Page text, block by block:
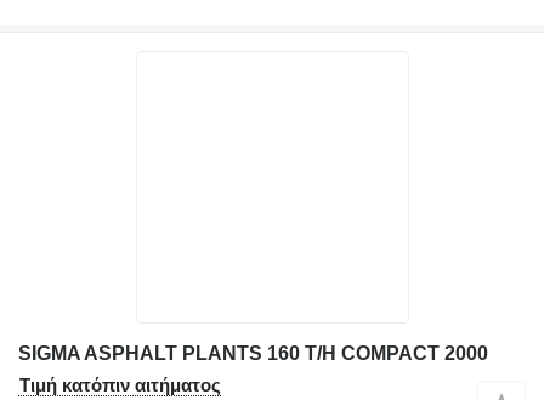
SIGMA ASPHALT PLANTS 160 T/H COMPACT 2000
Τιμή κατόπιν αιτήματος